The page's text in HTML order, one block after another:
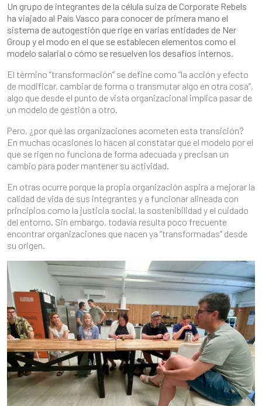
Un grupo de integrantes de la célula suiza de Corporate Rebels
ha viajado al País Vasco para conocer de primera mano el
sistema de autogestión que rige en varias entidades de Ner
Group y el modo en el que se establecen elementos como el
modelo salarial o cómo se resuelven los desafíos internos.
El término “transformación” se define como “la acción y efecto
de modificar, cambiar de forma o transmutar algo en otra cosa”,
algo que desde el punto de vista organizacional implica pasar de
un modelo de gestión a otro.
Pero, ¿por qué las organizaciones acometen esta transición?
En muchas ocasiones lo hacen al constatar que el modelo por el
que se rigen no funciona de forma adecuada y precisan un
cambio para poder mantener su actividad.
En otras ocurre porque la propia organización aspira a mejorar la
calidad de vida de sus integrantes y a funcionar alineada con
principios como la justicia social, la sostenibilidad y el cuidado
del entorno. Sin embargo, todavía resulta poco frecuente
encontrar organizaciones que nacen ya “transformadas” desde
su origen.